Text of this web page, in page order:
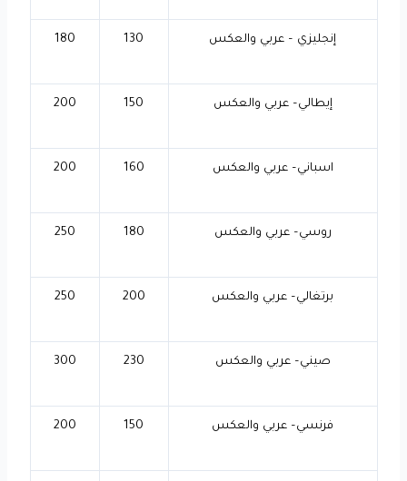
إنجليزي – عربي والعكس 130
180
إيطالي– عربي والعكس 150
200
اسباني– عربي والعكس 160
200
روسي– عربي والعكس 180
250
برتغالي– عربي والعكس 200
250
صيني– عربي والعكس 230
300
فرنسي– عربي والعكس 150
200